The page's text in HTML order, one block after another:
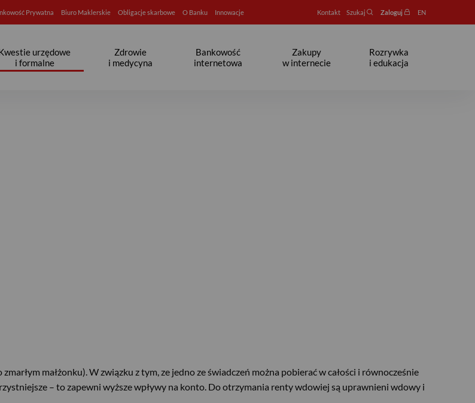
Prywatna Biuro Maklerskie Obligacje skarbowe O Banku Innowacje Kontakt Szukaj Zaloguj EN
urzędowe
i formalne
Zdrowie
i medycyna
Bankowość
internetowa
Zakupy
w internecie
Rozrywka
i edukacja
małżonku). W związku z tym, ze jedno ze świadczeń można pobierać w całości i równocześnie
– to zapewni wyższe wpływy na konto. Do otrzymania renty wdowiej są uprawnieni wdowy i